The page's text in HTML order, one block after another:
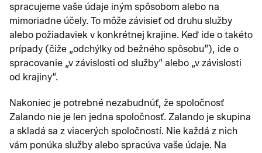
spracujeme vaše údaje iným spôsobom alebo na
mimoriadne účely. To môže závisieť od druhu služby
alebo požiadaviek v konkrétnej krajine. Keď ide o takéto
prípady (čiže „odchýlky od bežného spôsobu“), ide o
spracovanie „v závislosti od služby“ alebo „v závislosti
od krajiny“.
Nakoniec je potrebné nezabudnúť, že spoločnosť
Zalando nie je len jedna spoločnosť. Zalando je skupina
a skladá sa z viacerých spoločností. Nie každá z nich
vám ponúka služby alebo spracúva vaše údaje. Na